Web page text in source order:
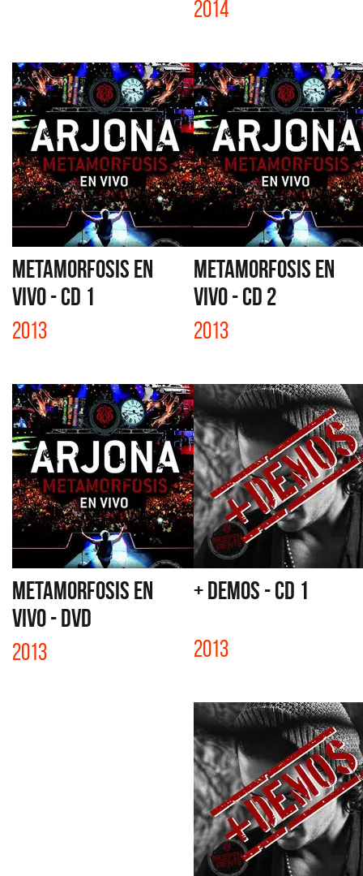
2014
METAMORFOSIS EN
VIVO - CD 1
2013
METAMORFOSIS EN
VIVO - CD 2
2013
METAMORFOSIS EN
VIVO - DVD
2013
+ DEMOS - CD 1
2013